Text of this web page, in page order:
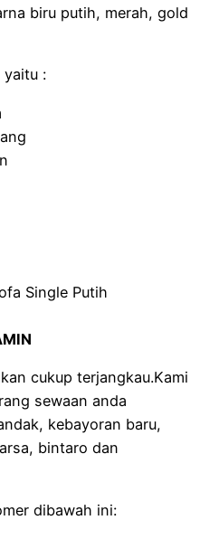
biru putih, merah, gold
yaitu :
cukup terjangkau.Kami
sewaan anda
kebayoran baru,
bintaro dan
dibawah ini: